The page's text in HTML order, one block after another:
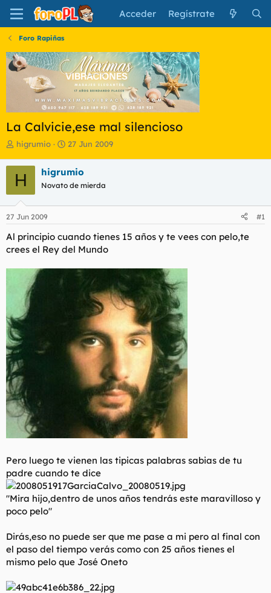
Acceder Regístrate
Foro Rapiñas
La Calvicie,ese mal silencioso
I
i
c
i
a
d
o
d
e
higrumio
F
h
a
e
i
c
27 Jun 2009
H higrumio
Novato de mierda
27 Jun 2009 #1
Al principio cuando tienes 15 años y te vees con pelo,te
crees el Rey del Mundo
Pero luego te vienen las tipicas palabras sabias de tu
padre cuando te dice
"Mira hijo,dentro de unos años tendrás este maravilloso y
poco pelo"
Dirás,eso no puede ser que me pase a mi pero al final con
el paso del tiempo verás como con 25 años tienes el
mismo pelo que José Oneto